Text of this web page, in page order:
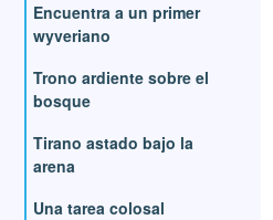
Encuentra a un primer
wyveriano
Trono ardiente sobre el
bosque
Tirano astado bajo la
arena
Una tarea colosal